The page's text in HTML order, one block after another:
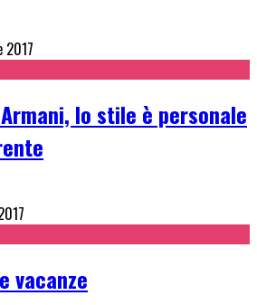
2017
lo stile è personale
vacanze